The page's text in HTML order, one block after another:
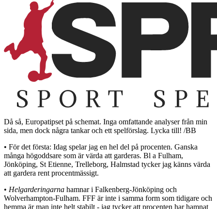
Då så, Europatipset på schemat. Inga omfattande analyser från min
sida, men dock några tankar och ett spelförslag. Lycka till! /BB
• För det första: Idag spelar jag en hel del på procenten. Ganska
många högoddsare som är värda att garderas. Bl a Fulham,
Jönköping, St Etienne, Trelleborg, Halmstad tycker jag känns värda
att gardera rent procentmässigt.
• Helgarderingarna hamnar i Falkenberg-Jönköping och
Wolverhampton-Fulham. FFF är inte i samma form som tidigare och
hemma är man inte helt stabilt - jag tycker att procenten har hamnat